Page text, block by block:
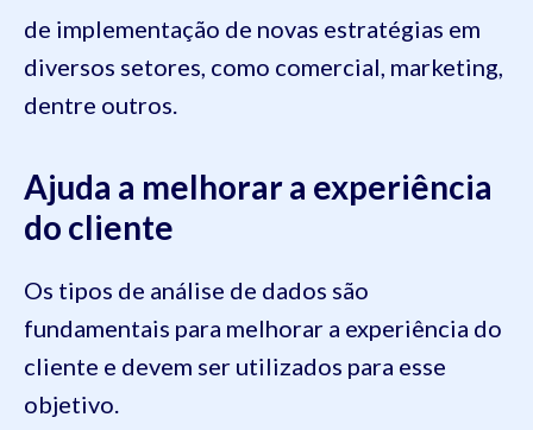
de implementação de novas estratégias em
diversos setores, como comercial, marketing,
dentre outros.
Ajuda a melhorar a experiência
do cliente
Os tipos de análise de dados são
fundamentais para melhorar a experiência do
cliente e devem ser utilizados para esse
objetivo.